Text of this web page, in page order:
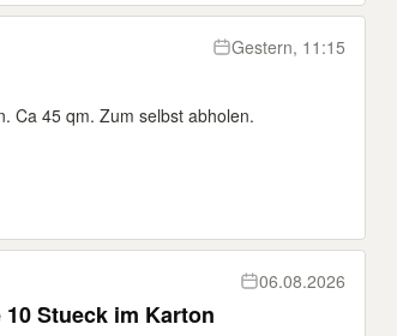
Gestern, 11:15
Ca 45 qm. Zum selbst abholen.
06.08.2026
Stueck im Karton